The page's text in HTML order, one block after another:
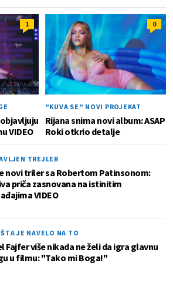
1
VIDEO
0
"KUVA SE" NOVI PROJEKAT
Rijana snima novi album: ASAP
Roki otkrio detalje
TREJLER
novi triler sa Robertom Patinsonom:
priča zasnovana na istinitim
VIDEO
JE NAVELO NA TO
Fajfer više nikada ne želi da igra glavnu
u filmu: "Tako mi Boga!"